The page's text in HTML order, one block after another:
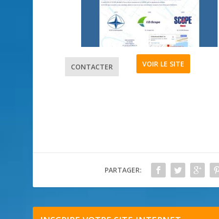
CONTACTER VOIR LE SITE
PARTAGER: